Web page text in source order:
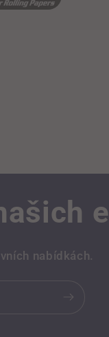
nabídkách.